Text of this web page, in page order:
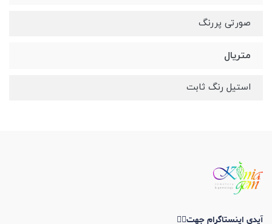
صورتی پررنگ
متریال
استیل رنگ ثابت
آیدی اینستاگرام جهت👇🏼